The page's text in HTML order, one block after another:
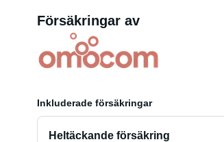
Försäkringar av
Inkluderade försäkringar
Heltäckande försäkring